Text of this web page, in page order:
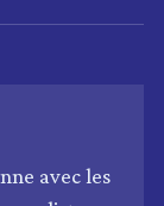
avec les